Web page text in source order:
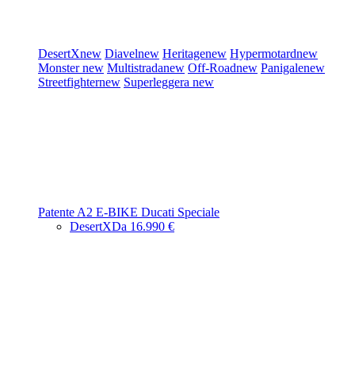
DesertXnew Diavelnew Heritagenew Hypermotardnew
Monsternew Multistradanew Off-Roadnew Panigalenew
Streetfighternew Superleggera new
Patente A2 E-BIKE Ducati Speciale
DesertXDa 16.990 €